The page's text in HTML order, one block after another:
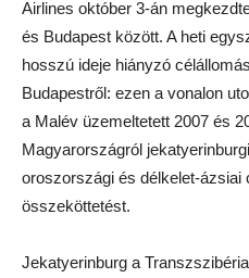
Airlines október 3-án
és Budapest között. A heti
hosszú ideje hiányzó
Budapestről: ezen a vonalon
a Malév üzemeltetett 2007 és
Magyarországról
oroszországi és délkelet-ázsiai
összeköttetést.
Jekatyerinburg a